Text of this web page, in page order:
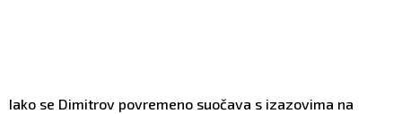
Iako se Dimitrov povremeno suočava s izazovima na